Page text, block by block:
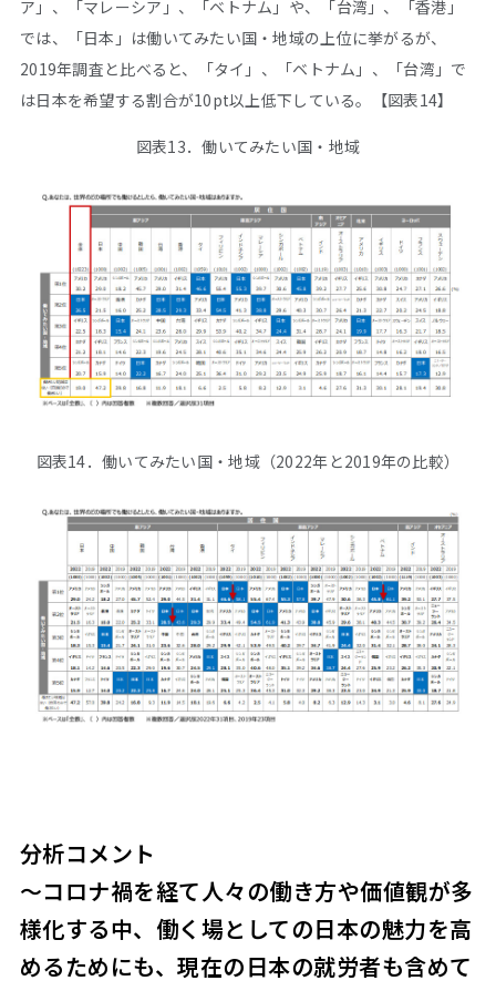
ア」、「マレーシア」、「ベトナム」や、「台湾」、「香港」
では、「日本」は働いてみたい国・地域の上位に挙がるが、
2019年調査と比べると、「タイ」、「ベトナム」、「台湾」で
は日本を希望する割合が10pt以上低下している。【図表14】
図表13．働いてみたい国・地域
図表14．働いてみたい国・地域（2022年と2019年の比較）
分析コメント
～コロナ禍を経て人々の働き方や価値観が多
様化する中、働く場としての日本の魅力を高
めるためにも、現在の日本の就労者も含めて